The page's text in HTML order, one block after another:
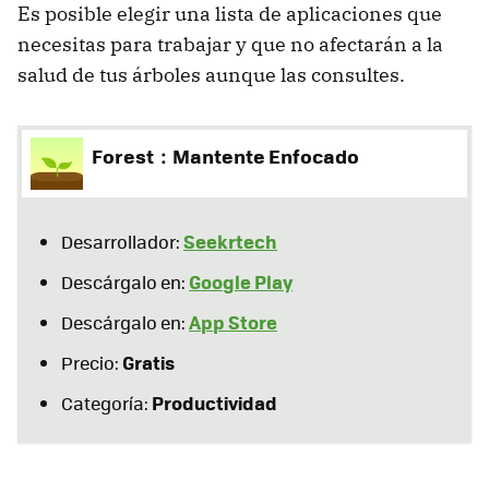
Es posible elegir una lista de aplicaciones que
necesitas para trabajar y que no afectarán a la
salud de tus árboles aunque las consultes.
Forest：Mantente Enfocado
Desarrollador:Seekrtech
Descárgalo en: Google Play
Descárgalo en:App Store
Precio:Gratis
Categoría: Productividad